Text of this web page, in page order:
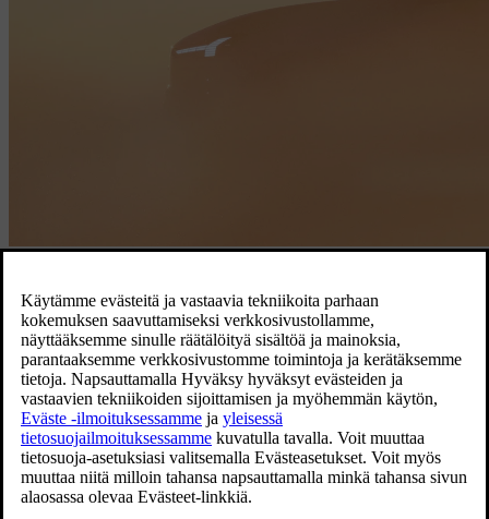
Tutustu EX60:een
Sähköiseksi syntynyt EX60 on ensimmäinen uusimman
teknologiamme perustalle lanseerattu auto. Se tarjoaa uraauurtavan
käyttökokemuksen ja pidemmän sähköisen toimintamatkan kuin
yksikään Volvo ennen sitä.
Uusi EX60 on ensimmäinen täyssähköautomme keskikokoisten
premium-katumaasturien segmentissä, jossa olemme jo nyt johtajia.
EX60:stä on tulossa mallistomme kulmakivi, ja se on merkittävä
askel muutoksessamme täysin sähköistetyksi autonvalmistajaksi.